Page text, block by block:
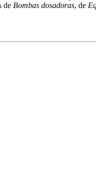
de Bombas dosadoras, de